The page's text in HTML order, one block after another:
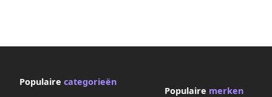
Populaire categorieën
Populaire merken